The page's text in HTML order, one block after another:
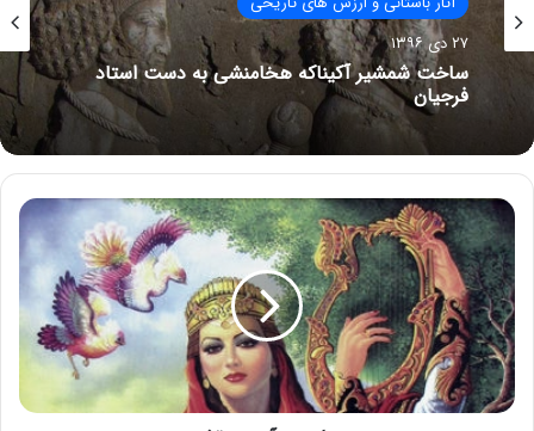
۲۷ دی ۱۳۹۶
ساخت شمشیر آکیناکه هخامنشی به دست استاد
فرجیان